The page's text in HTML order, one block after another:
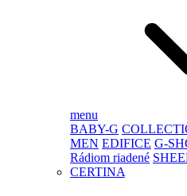
menu
BABY-G
MEN EDIFICE G-
Rádiom riadené
CERTINA